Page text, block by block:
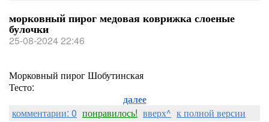
морковный пирог медовая коврижка слоеные
булочки
25-08-2024 22:46
Морковный пирог Шобутинская
Тесто:
далее
комментарии: 0 понравилось! вверх^ к полной версии